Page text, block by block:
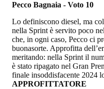
Pecco Bagnaia - Voto 10
Lo definiscono diesel, ma
nella Sprint è servito poco
che, in ogni caso, Pecco ci
buonasorte. Approfitta
meritando: nella Sprint il
è stato ripagato nel Gran
finale insoddisfacente 2024
APPROFITTATORE